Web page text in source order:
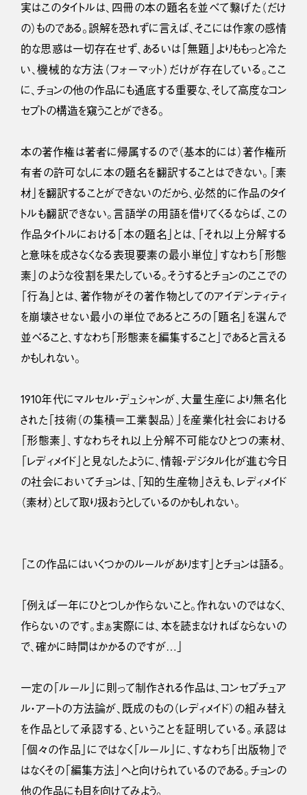
実はこのタイトルは、四冊の本の題名を並べて繋げた（だけ
の）ものである。誤解を恐れずに言えば、そこには作家の感情
的な思惑は一切存在せず、あるいは「無題」よりももっと冷た
い、機械的な方法（フォーマット）だけが存在している。ここ
に、チョンの他の作品にも通底する重要な、そして高度なコン
セプトの構造を窺うことができる。
本の著作権は著者に帰属するので（基本的には）著作権所
有者の許可なしに本の題名を翻訳することはできない。「素
材」を翻訳することができないのだから、必然的に作品のタイ
トルも翻訳できない。言語学の用語を借りてくるならば、この
作品タイトルにおける「本の題名」とは、「それ以上分解する
と意味を成さなくなる表現要素の最小単位」すなわち「形態
素」のような役割を果たしている。そうするとチョンのここでの
「行為」とは、著作物がその著作物としてのアイデンティティ
を崩壊させない最小の単位であるところの「題名」を選んで
並べること、すなわち「形態素を編集すること」であると言える
かもしれない。
1910年代にマルセル・デュシャンが、大量生産により無名化
された「技術（の集積＝工業製品）」を産業化社会における
「形態素」、すなわちそれ以上分解不可能なひとつの素材、
「レディメイド」と見なしたように、情報・デジタル化が進む今日
の社会においてチョンは、「知的生産物」さえも、レディメイド
（素材）として取り扱おうとしているのかもしれない。
「この作品にはいくつかのルールがあります」とチョンは語る。
「例えば一年にひとつしか作らないこと。作れないのではなく、
作らないのです。まぁ実際には、本を読まなければならないの
で、確かに時間はかかるのですが…」
一定の「ルール」に則って制作される作品は、コンセプチュア
ル・アートの方法論が、既成のもの（レディメイド）の組み替え
を作品として承認する、ということを証明している。承認は
「個々の作品」にではなく「ルール」に、すなわち「出版物」で
はなくその「編集方法」へと向けられているのである。チョンの
他の作品にも目を向けてみよう。